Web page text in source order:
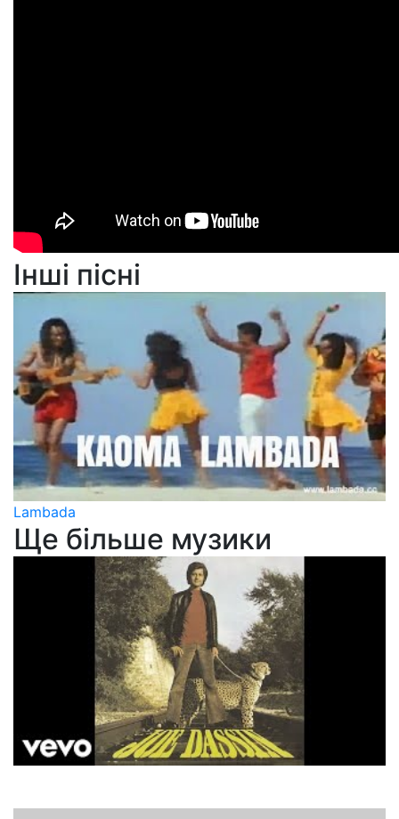
Інші пісні
Lambada
Ще більше музики